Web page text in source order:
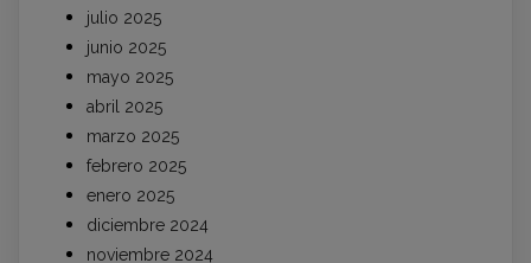
julio 2025
junio 2025
mayo 2025
abril 2025
marzo 2025
febrero 2025
enero 2025
diciembre 2024
noviembre 2024